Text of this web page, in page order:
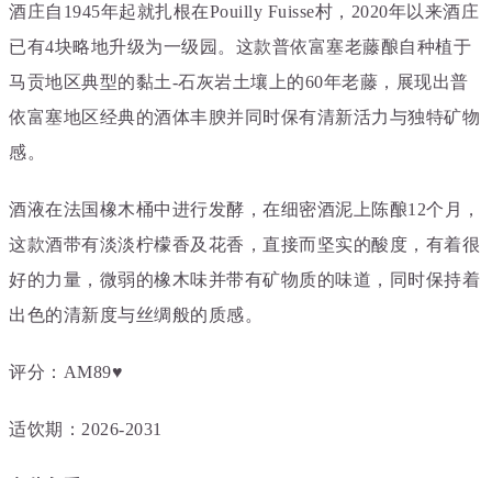
酒庄自1945年起就扎根在Pouilly Fuisse村，2020年以来酒庄
已有4块略地升级为一级园。这款普依富塞老藤酿自种植于
马贡地区典型的黏土-石灰岩土壤上的60年老藤，展现出普
依富塞地区经典的酒体丰腴并同时保有清新活力与独特矿物
感。
酒液在法国橡木桶中进行发酵，在细密酒泥上陈酿12个月，
这款酒带有淡淡柠檬香及花香，直接而坚实的酸度，有着很
好的力量，微弱的橡木味并带有矿物质的味道，同时保持着
出色的清新度与丝绸般的质感。
评分：AM89♥
适饮期：2026-2031